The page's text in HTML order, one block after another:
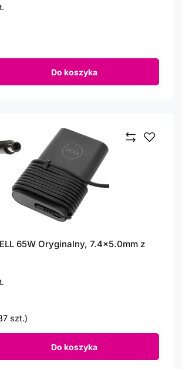
Do koszyka
65W Oryginalny, 7.4x5.0mm z
szt.)
Do koszyka